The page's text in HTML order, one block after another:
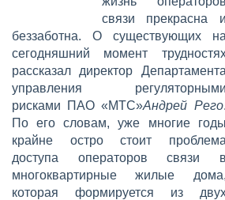
связи прекрасна и
беззаботна. О существующих на
сегодняшний момент
рассказал директор Департамента
управления регуляторными
рисками ПАО «МТС»Андрей Рего.
По его словам, уже многие годы
крайне остро стоит проблема
доступа операторов связи в
многоквартирные жилые дома,
которая формируется из